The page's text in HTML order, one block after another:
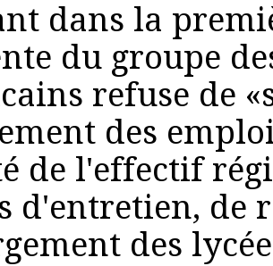
dans la
du groupe
refuse de
des
de l'effectif
d'entretien, de
des